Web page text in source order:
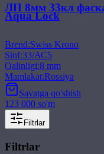
ЛП 8мм 33кл
Aqua Lock
Brend:Swiss Krono
Sinf:33/АС5
Qalinligi:8 mm
Mamlakat:Rossiya
Savatga qo'shish
123 000 so'm
Filtrlar
Filtrlar